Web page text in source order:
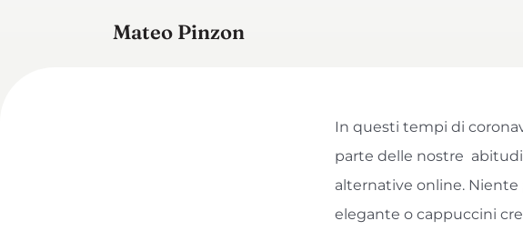
Mateo Pinzon
In questi tempi di
parte delle nostre
alternative online.
elegante o cappuccini